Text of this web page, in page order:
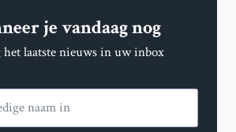
je vandaag nog
laatste nieuws in uw inbox